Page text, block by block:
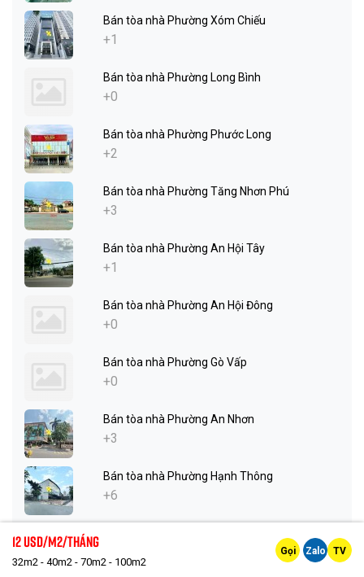
Bán tòa nhà Phường Xóm Chiếu
+1
Bán tòa nhà Phường Long Bình
+0
Bán tòa nhà Phường Phước Long
+2
Bán tòa nhà Phường Tăng Nhơn Phú
+3
Bán tòa nhà Phường An Hội Tây
+1
Bán tòa nhà Phường An Hội Đông
+0
Bán tòa nhà Phường Gò Vấp
+0
Bán tòa nhà Phường An Nhơn
+3
Bán tòa nhà Phường Hạnh Thông
+6
12 Usd/m2/tháng
32m2 - 40m2 - 70m2 - 100m2
Gọi Zalo TV